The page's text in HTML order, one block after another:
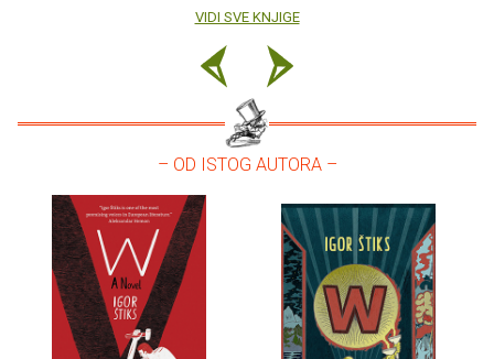
VIDI SVE KNJIGE
– OD ISTOG AUTORA –